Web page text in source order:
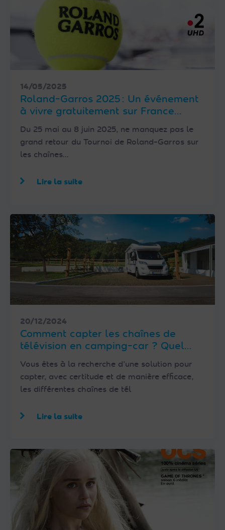
14/05/2025
Roland-Garros 2025 : Un événement
à vivre gratuitement sur France
partout en France avec FRANSAT
Du 25 mai au 8 juin 2025, ne manquez pas le
grand retour du Tournoi de Roland-Garros sur
les chaînes…
Lire la suite
20/12/2024
Comment capter les chaînes de
télévision en camping-car ? Quel
équipement choisir ?
Vous êtes à la recherche d’une solution pour
capter, avec certitude et de manière efficace,
les différentes chaînes de tél
Lire la suite